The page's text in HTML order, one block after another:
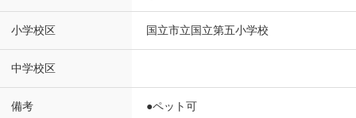
小学校区 国立市立国立第五小学校
中学校区
備考 ●ペット可